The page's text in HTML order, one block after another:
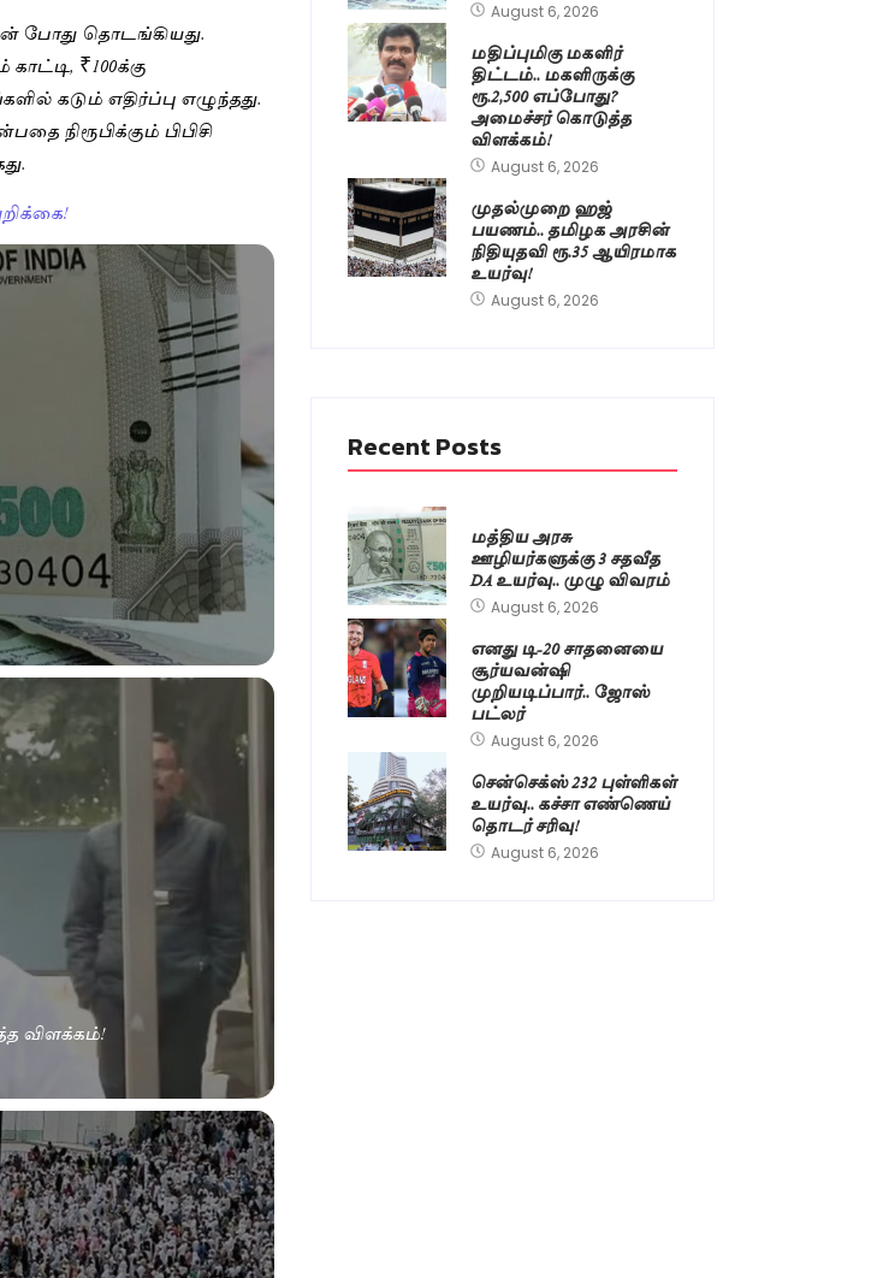
போது தொடங்கியது.
₹100க்கு
கடும் எதிர்ப்பு எழுந்தது.
நிரூபிக்கும் பிபிசி
விளக்கம்!
August 6, 2026
மதிப்புமிகு மகளிர்
திட்டம்.. மகளிருக்கு
ரூ.2,500 எப்போது?
அமைச்சர் கொடுத்த
விளக்கம்!
August 6, 2026
முதல்முறை ஹஜ்
பயணம்.. தமிழக அரசின்
நிதியுதவி ரூ.35 ஆயிரமாக
உயர்வு!
August 6, 2026
Recent Posts
மத்திய அரசு
ஊழியர்களுக்கு 3 சதவீத
DA உயர்வு.. முழு விவரம்
August 6, 2026
எனது டி-20 சாதனையை
சூர்யவன்ஷி
முறியடிப்பார்.. ஜோஸ்
பட்லர்
August 6, 2026
சென்செக்ஸ் 232 புள்ளிகள்
உயர்வு.. கச்சா எண்ணெய்
தொடர் சரிவு!
August 6, 2026